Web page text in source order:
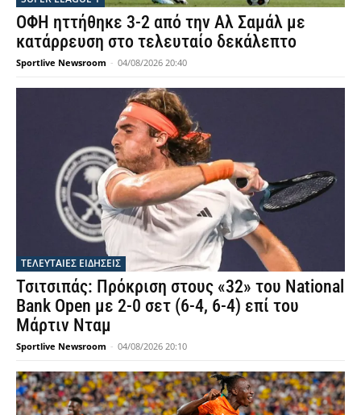
ΟΦΗ ηττήθηκε 3-2 από την Αλ Σαμάλ με
κατάρρευση στο τελευταίο δεκάλεπτο
Sportlive Newsroom - 04/08/2026 20:40
ΤΕΛΕΥΤΑΙΕΣ ΕΙΔΗΣΕΙΣ
Τσιτσιπάς: Πρόκριση στους «32» του National
Bank Open με 2-0 σετ (6-4, 6-4) επί του
Μάρτιν Νταμ
Sportlive Newsroom - 04/08/2026 20:10